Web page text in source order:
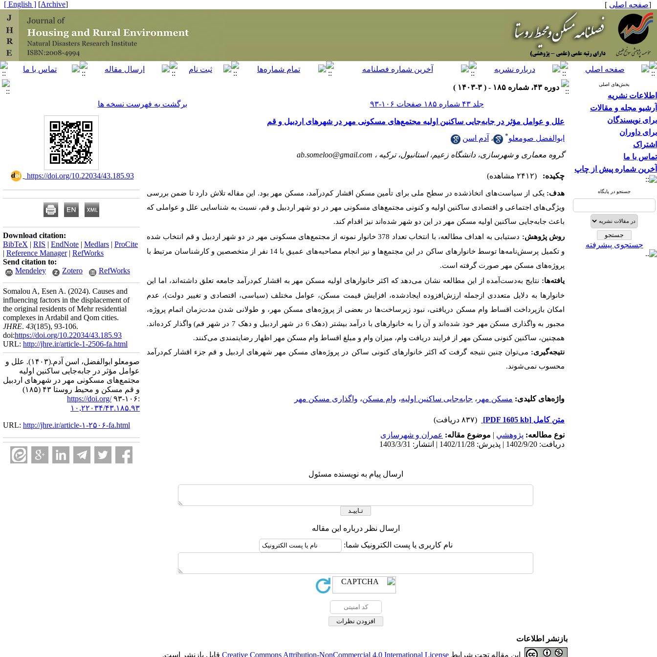
[صفحه اصلی ]
[
Archive
]
[ English ]
بخش‌های اصلی
اطلاعات نشریه
آرشیو مجله و مقالات
برای نویسندگان
برای داوران
اشتراک
تماس با ما
آخرین شماره پیش از چاپ
جستجو در پایگاه
جستجوی پیشرفته
دوره ۴۳، شماره ۱۸۵ - ( ۳-۱۴۰۳ )
جلد ۴۳ شماره ۱۸۵ صفحات ۱۰۶-۹۳
برگشت به فهرست نسخه ها
علل و عوامل مؤثر در جابه‌جایی ساکنین اولیه مجتمع‌های مسکونی مهر در شهرهای اردبیل و قم
ابوالفضل صومعلو* ، آدم اسن
گروه معماری و شهرسازی، دانشگاه زعیم، استانبول، ترکیه ، ab.someloo@gmail.com
چکیده: (۲۴۱۲ مشاهده)
هدف: یکی از سیاست‌های اتخاذشده در سطح ملی برای تأمین مسکن اقشار کم‌درآمد، مسکن مهر بود.
این مقاله تلاش دارد تا ضمن بررسی
ویژگی‌های اجتماعی و اقتصادی ساکنین اولیه و کنونی مجتمع‌های مسکونی مهر در دو شهر اردبیل و قم، نسبت به شناسایی علل و عواملی که
باعث جابه‌جایی ساکنین اولیه مسکن مهر در این دو شهر شده‌اند نیز اقدام کند.
روش پژوهش:
دستیابی به اهداف مطالعه، با انتخاب تعداد 378 خانوار نمونه از مجتمع‌های مسکونی مهر در دو شهر اردبیل و قم انتخاب شده
و تکمیل پرسش‌نامه‌ها توسط خانوارهای ساکن در این مجتمع‌ها و نیز انجام مصاحبه‌های عمیق با 14 نفر از متخصصین و کارشناسان مرتبط با
پروژه‌های مسکن مهر صورت گرفته است.
یافته‌ها: نتایج به‌دست‌آمده از این مطالعه نشان می‌دهد که اکثر خانوارهای اولیه مسکن مهر به اقشار کم‌درآمد جامعه تعلق داشته‌اند، اما این
خانوارها به دلایل متعددی ازجمله
ارزش‌افزوده ایجادشده، افزایش قیمت مسکن، عوامل مختلف (سیاسی، اقتصادی و تغییر دولت)، عدم
امکان بازپرداخت اقساط وام مسکن دریافتی، نبود زیرساخت‌ها در بعضی از پروژه‌های مسکن مهر، و طولانی شدن مدت‌زمان اتمام پروژه،
مجبور به واگذاری مسکن مهر خود شده‌اند و آن را به خانوارهای با درآمد بیشتر (دهک 6 در شهر اردبیل و دهک 7 در شهر قم) واگذار کرده‌اند.
همچنین، ساکنین کنونی مسکن مهر از فرایند دریافت وام، میزان وام و مبلغ اقساط وام مسکن مهر اظهار رضایتمندی می‌کنند.
نتیجه‌گیری: می‌توان چنین نتیجه گرفت که اکثر خانوارهای کنونی ساکن در پروژه‌های مسکن مهر شهرهای اردبیل و قم جزء اقشار کم‌درآمد
محسوب نمی‌شوند.
واژه‌های کلیدی: مسکن مهر ، جابه‌جایی ساکنین اولیه، وام مسکن، واگذاری مسکن مهر
متن کامل [PDF 1605 kb]
(۸۳۷ دریافت)
نوع مطالعه: پژوهشي | موضوع مقاله: عمران و شهرسازی
دریافت: 1402/9/20 | پذیرش: 1402/11/28 | انتشار: 1403/3/31
ارسال پیام به نویسنده مسئول
ارسال نظر درباره این مقاله
نام کاربری یا پست الکترونیک شما:
‎ https://doi.org/10.22034/43.185.93
Download citation:
BibTeX | RIS | EndNote | Medlars | ProCite
| Reference Manager| RefWorks
Send citation to:
Mendeley
Zotero RefWorks
Somalou A, Esen A. (2024). Causes and
influencing factors in the displacement of
the original residents of Mehr residential
complexes in Ardabil and Qom cities.
JHRE. 43(185), 93-106.
doi:https://doi.org/10.22034/43.185.93
URL: http://jhre.ir/article-1-2506-fa.html
صومعلو ابوالفضل، اسن آدم.(۱۴۰۳).
علل و
عوامل مؤثر در جابه‌جایی ساکنین اولیه
مجتمع‌های مسکونی مهر در شهرهای اردبیل
و قم مسکن و محیط روستا ۴۳ (۱۸۵)
:۱۰۶-۹۳
https://doi.org/
۱۰,۲۲۰۳۴/۴۳.۱۸۵.۹۳
URL: http://jhre.ir/article-۱-۲۵۰۶-fa.html
بازنشر اطلاعات
این مقاله تحت شرایط Creative Commons Attribution-NonCommercial 4.0 International License قابل بازنشر است.